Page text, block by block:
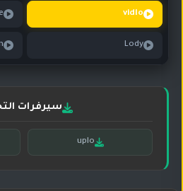
مسلسلات
تركي
vidlo
Lody
سيرفرات
uplo